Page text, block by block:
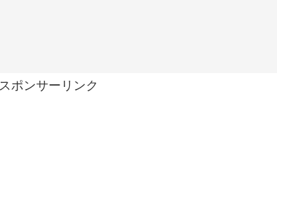
スポンサーリンク